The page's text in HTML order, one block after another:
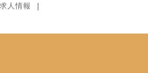
求人情報